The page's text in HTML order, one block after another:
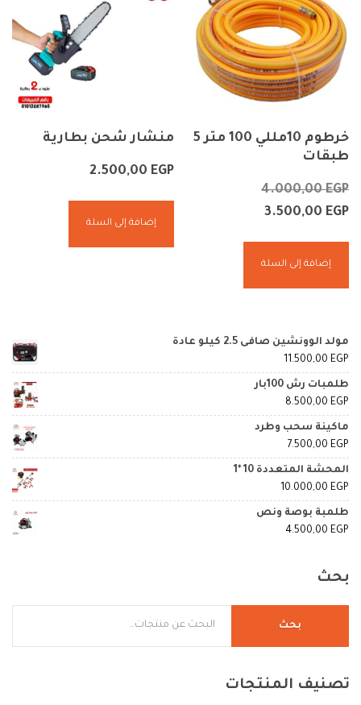
خرطوم 10مللي 100 متر 5
طبقات
4.000,00EGP
3.500,00 EGP
إضافة إلى السلة
منشار شحن بطارية
2.500,00 EGP
إضافة إلى السلة
مولد الوونشين صافى 2.5 كيلو عادة
11.500,00 EGP
طلمبات رش 100بار
8.500,00 EGP
ماكينة سحب وطرد
7.500,00 EGP
المحشة المتعددة 10 *1
10.000,00 EGP
طلمبة بوصة ونص
4.500,00 EGP
بحث
بحث
تصنيف المنتجات